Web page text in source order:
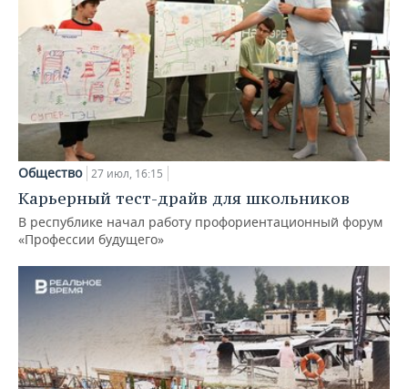
Общество 27 июл, 16:15
Карьерный тест-драйв для школьников
В республике начал работу профориентационный форум
«Профессии будущего»